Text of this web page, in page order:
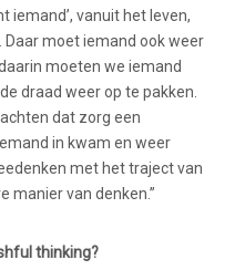
iemand’, vanuit het leven,
moet iemand ook weer
moeten we iemand
draad weer op te pakken.
dat zorg een
in kwam en weer
met het traject van
manier van denken.”
thinking?